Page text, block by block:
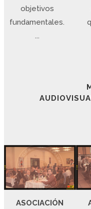
objetivos
fundamentales.
...
ASOCIACIÓN